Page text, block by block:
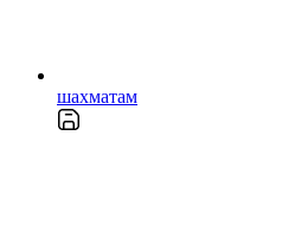
шахматам